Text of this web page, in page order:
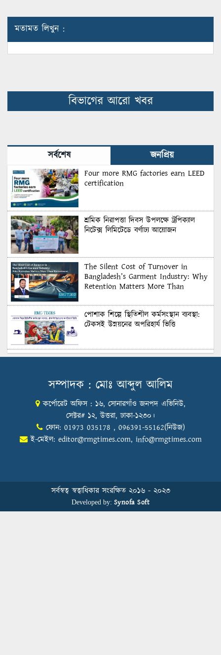
মতামত লিখুন :
বিভাগের আরো খবর
সর্বশেষ জনপ্রিয়
Four more RMG factories earn LEED
certification
শ্রমিক নিরাপত্তা দিবস উপলক্ষে ট্রপিক্যাল
নিটেক্স লিমিটেডে বর্ণাঢ্য আয়োজন
The Silent Cost of Turnover in
Bangladesh’s Garment Industry: Why
Retention Matters More Than
পোশাক শিল্পে স্থিতিশীল কর্মসংস্থান ব্যবস্থা:
টেকসই উন্নয়নের অপরিহার্য ভিত্তি
শুল্কের দেয়াল ভাঙার সুযোগ: মার্কিন বাজারে
Honoring Excellence: Texstream
Fashion Ltd. Rewards Best Workers–
2026
বিডিআরএমজিপি এফএনএফ ফাউন্ডেশনের
সম্পাদক : মোঃ আব্দুল আলিম
কর্পোরেট অফিস : ১৬, সোনারগাঁও জনপদ এভিনিউ,
সেক্টর# ১২, উত্তরা, ঢাকা-১২৩০।
ফোন: 01973 035178 , 096391-55162(নিউজ)
ই-মেইল: editor@rmgtimes.com, info@rmgtimes.com
সর্বস্বত্ব স্বত্বাধিকার সংরক্ষিত ২০১৬ - ২০২৩
Developed by: Synofa Soft